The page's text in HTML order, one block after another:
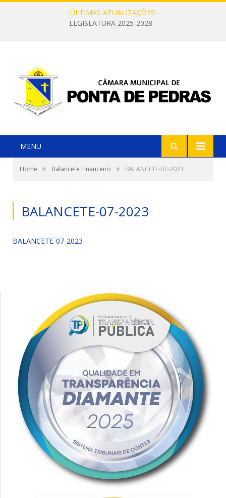
ÚLTIMAS ATUALIZAÇÕES:
LEGISLATURA 2025-2028
MENU
Home » Balancete Financeiro » BALANCETE-07-2023
BALANCETE-07-2023
BALANCETE-07-2023